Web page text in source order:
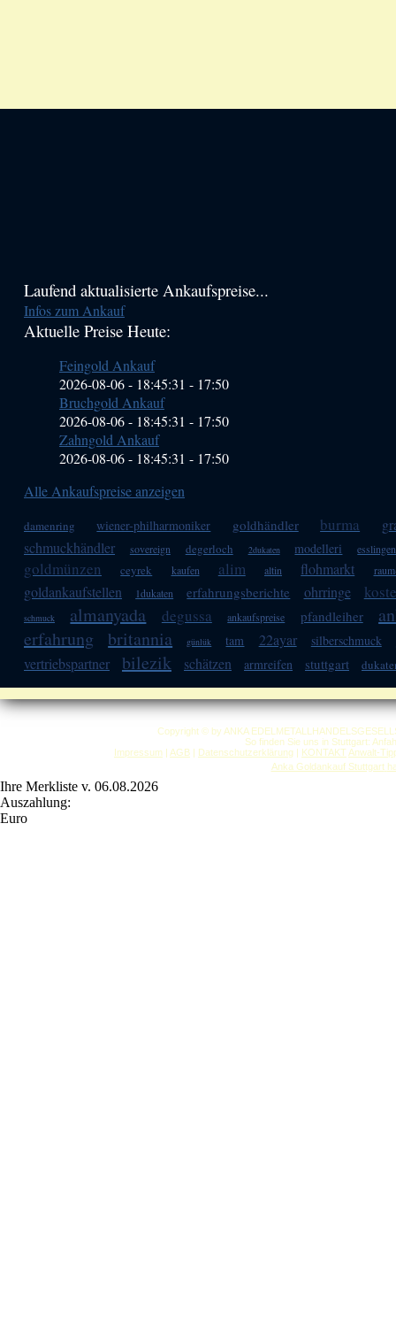
Haupt-
Sidebar
Laufend aktualisierte Ankaufspreise...
Infos zum Ankauf
Aktuelle Preise Heute:
Feingold Ankauf
2026-08-06 - 18:45:31 - 17:50
Bruchgold Ankauf
2026-08-06 - 18:45:31 - 17:50
Zahngold Ankauf
2026-08-06 - 18:45:31 - 17:50
Alle Ankaufspreise anzeigen
damenring wiener-philharmoniker goldhändler burma
schmuckhändler
sovereign degerloch 2dukaten modelleri esslingen
goldmünzen ceyrek kaufen alim altin flohmarkt
goldankaufstellen 1dukaten erfahrungsberichte ohrringe
schmuck almanyada degussa ankaufspreise pfandleiher
erfahrung
britannia günlük tam 22ayar silberschmuck
vertriebspartner bilezik schätzen armreifen stuttgart
Copyright © by ANKA
So finden Sie uns in Stuttgart:
Impressum | AGB | Datenschutzerklärung | KONTAKT Anwalt-
Anka Goldankauf Stuttgart
Ihre Merkliste v. 06.08.2026
Auszahlung:
Euro